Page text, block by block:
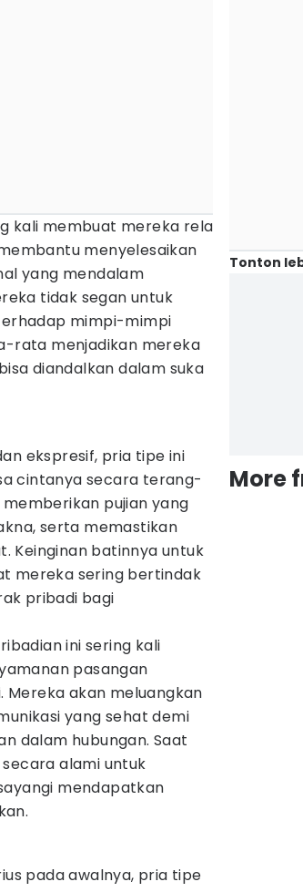
kali membuat mereka rela
menyelesaikan
yang mendalam
tidak segan untuk
mimpi-mimpi
rata menjadikan mereka
diandalkan dalam suka
ekspresif, pria tipe ini
cintanya secara terang-
pujian yang
serta memastikan
Keinginan batinnya untuk
mereka sering bertindak
pribadi bagi
ini sering kali
pasangan
Mereka akan meluangkan
yang sehat demi
dalam hubungan. Saat
alami untuk
mendapatkan
pada awalnya, pria tipe
Tonton
More